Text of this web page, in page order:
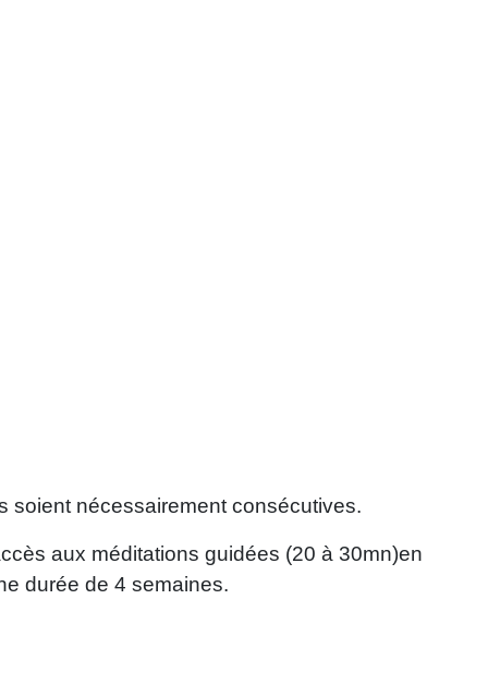
soient nécessairement consécutives.
aux méditations guidées (20 à 30mn)en
durée de 4 semaines.